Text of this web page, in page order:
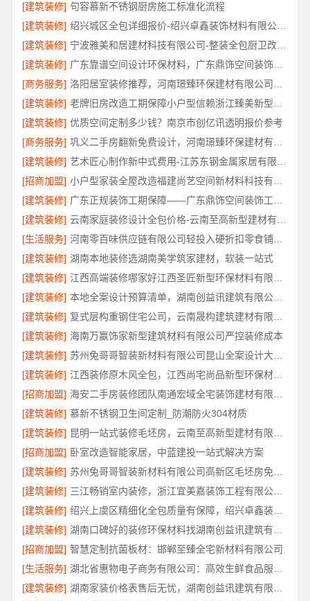
[建筑装修] 句容慕新不锈钢厨房施工标准化流程
[建筑装修]
绍兴城区全包详细报价-绍兴卓鑫装饰材料有限公司透明报价
[建筑装修]
宁波雅美和居建材科技有限公司-整装全包厨卫改造设计
[建筑装修]
广东靠谱空间设计环保材料，广东鼎饰空间装饰工程有限公司
[商务服务]
[建筑装修]
[建筑装修] 优质空间定制多少钱？南京市创亿讯透明报价参考
[商务服务]
[建筑装修]
[招商加盟]
[建筑装修]
[建筑装修]
[生活服务]
河南零百味供应链有限公司轻投入硬折扣零食铺低风险经营
[建筑装修] 湖南本地装修选湖南美学筑家建材，软装一站式
[建筑装修]
[建筑装修]
本地全案设计预算清单，湖南创益讯建筑有限公司透明化服务
[建筑装修]
[建筑装修] 海南万赢饰家新型建筑材料有限公司严控装修成本
[建筑装修]
苏州兔哥哥智装新材料有限公司昆山全案设计大平层快速施工
[建筑装修]
江西装修原木风全包，江西尚宅尚品新型环保材料有限公司一站式服务
[招商加盟]
[建筑装修] 慕新不锈钢卫生间定制_防潮防火304材质
[建筑装修]
[招商加盟] 卧室改造智能家居，中蓝建投一站式解决方案
[建筑装修]
[建筑装修]
三江畅销室内装修，浙江宜美嘉装饰工程有限公司专业推荐
[建筑装修]
绍兴上虞区精细化全包质量有保障，绍兴卓鑫装饰材料有限公司放心
[建筑装修]
[招商加盟] 智慧定制抗菌板材：邯郸至臻全宅新材料有限公司
[生活服务]
[建筑装修]